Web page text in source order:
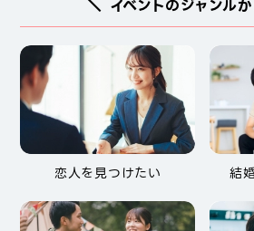
＼ イベントのジャンル
恋人を見つけたい 結